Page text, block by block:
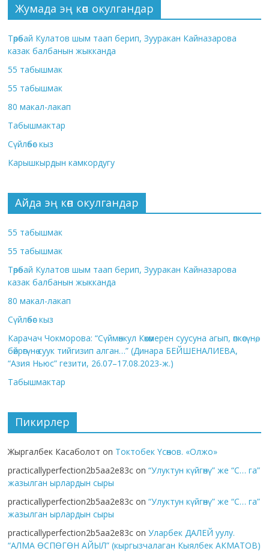
Жумада эң көп окулгандар
Төрөбай Кулатов шым таап берип, Зууракан Кайназарова
казак балбанын жыкканда
55 табышмак
55 табышмак
80 макал-лакап
Табышмактар
Сүйлөбөс кыз
Карышкырдын камкордугу
Айда эң көп окулгандар
55 табышмак
55 табышмак
Төрөбай Кулатов шым таап берип, Зууракан Кайназарова
казак балбанын жыкканда
80 макал-лакап
Сүйлөбөс кыз
Карачач Чокморова: “Сүймөнкул Көкөмерен суусуна агып, өпкөсүнө,
бөйрөгүнө суук тийгизип алган…” (Динара БЕЙШЕНАЛИЕВА,
“Азия Ньюс” гезити, 26.07–17.08.2023-ж.)
Табышмактар
Пикирлер
Жыргалбек Касаболот on Токтобек Үсөнов. «Олжо»
practicallyperfection2b5aa2e83c on“Улуктун күйгөнү” же “С… га”
жазылган ырлардын сыры
practicallyperfection2b5aa2e83c on“Улуктун күйгөнү” же “С… га”
жазылган ырлардын сыры
practicallyperfection2b5aa2e83c onУларбек ДАЛЕЙ уулу.
“АЛМА ӨСПӨГӨН АЙЫЛ” (кыргызчалаган Кыялбек АКМАТОВ)